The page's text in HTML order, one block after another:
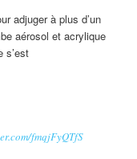
adjuger à plus d’un
aérosol et acrylique
s’est
fmqjFyQTfS